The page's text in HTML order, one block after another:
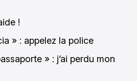
!
» : appelez la police
» : j’ai perdu mon